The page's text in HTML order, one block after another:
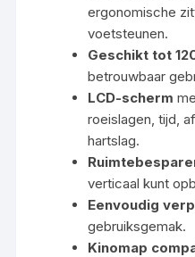
ergonomische
voetsteunen.
Geschikt tot
betrouwbaar
LCD-scherm
roeislagen, tijd,
hartslag.
verticaal kunt
Eenvoudig
gebruiksgemak.
Kinomap